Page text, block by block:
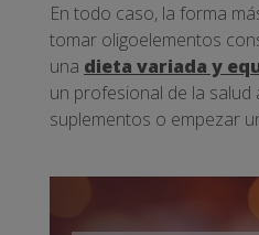
En todo caso, la forma
tomar oligoelementos
una dieta variada y
un profesional de la
suplementos o empezar